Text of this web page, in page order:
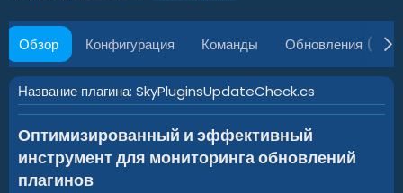
р
с
з
д
н
и
я
Обзор Конфигурация Команды Обновления (2)
Название плагина: SkyPluginsUpdateCheck.cs
Оптимизированный и эффективный
инструмент для мониторинга обновлений
плагинов